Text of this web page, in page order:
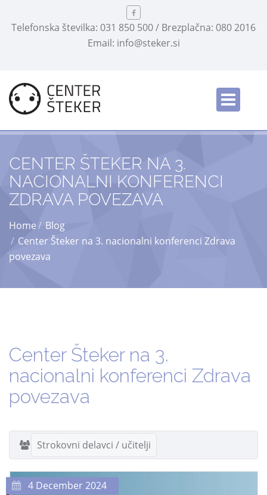
Telefonska številka: 031 850 500 / Brezplačna: 080 2016
Email: info@steker.si
CENTER ŠTEKER NA 3.
NACIONALNI KONFERENCI
ZDRAVA POVEZAVA
Home
Blog
Center Šteker na 3. nacionalni konferenci Zdrava
povezava
Center Šteker na 3.
nacionalni konferenci Zdrava
povezava
Strokovni delavci / učitelji
4 December 2024